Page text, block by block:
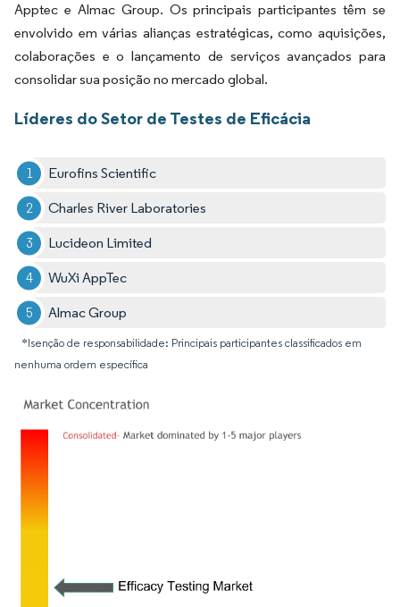
Apptec e Almac Group. Os principais participantes têm se
envolvido em várias alianças estratégicas, como aquisições,
colaborações e o lançamento de serviços avançados para
consolidar sua posição no mercado global.
Líderes do Setor de Testes de Eficácia
Eurofins Scientific
Charles River Laboratories
Lucideon Limited
WuXi AppTec
Almac Group
*Isenção de responsabilidade: Principais participantes classificados em
nenhuma ordem específica